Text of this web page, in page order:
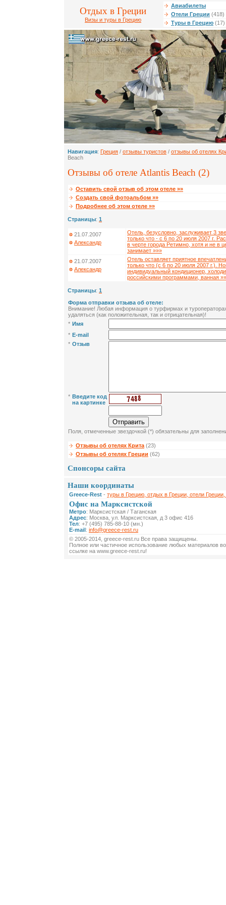
Отдых в Греции
Визы и туры в Грецию
Авиабилеты
Отели Греции (418)
Туры в Грецию (17)
Навигация: Греция / отзывы туристов / отзывы об отелях
Beach
Отзывы об отеле Atlantis Beach (2)
Оставить свой отзыв об этом отеле »»
Создать свой фотоальбом »»
Подробнее об этом отеле »»
Страницы: 1
21.07.2007
Александр
Отель, безусловно, заслуживает 3
только что - с 6 по 20 июля 2007 г.
в черте города Ретимно, хотя и не в
занимает »»»
21.07.2007
Александр
Отель оставляет приятное
только что (с 6 по 20 июля 2007 г.).
индивидуальный кондиционер,
российскими программами, ванная
Страницы: 1
Форма отправки отзыва об отеле:
Внимание! Любая информация о турфирмах и
удаляться (как положительная, так и отрицательная)!
* Имя
* E-mail
* Отзыв
* Введите код
на картинке
Поля, отмеченные звездочкой (*) обязательны для
Отзывы об отелях Крита(23)
Отзывы об отелях Греции (62)
Спонсоры сайта
Наши координаты
Greece-Rest - туры в Грецию, отдых в Греции, отели
Офис на Марксистской
Метро: Марксистская / Таганская
Адрес: Москва, ул. Марксистская, д 3 офис 416
Тел: +7 (495) 785-88-10 (мн.)
E-mail: info@greece-rest.ru
© 2005-2014, greece-rest.ru Все права защищены.
Полное или частичное использование любых материалов
ссылке на www.greece-rest.ru!